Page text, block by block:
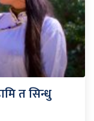
त सिन्धु